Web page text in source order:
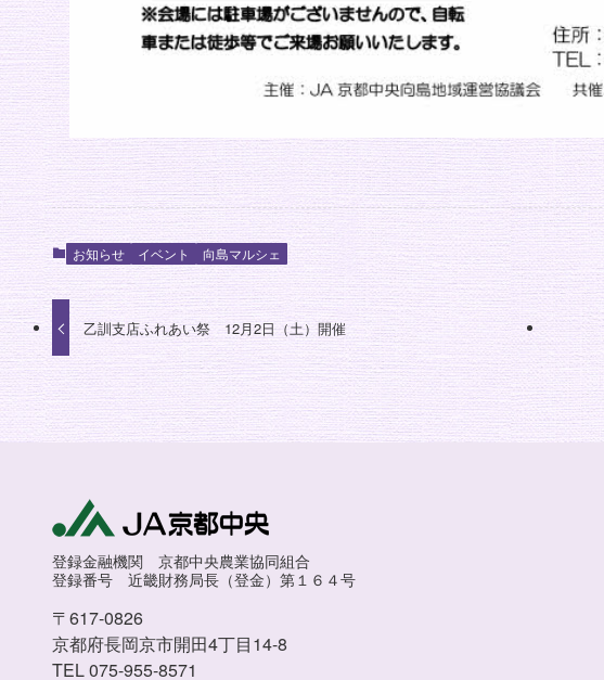
お知らせ イベント 向島マルシェ
乙訓支店ふれあい祭 12月2日（土）開催
登録金融機関 京都中央農業協同組合
登録番号 近畿財務局長（登金）第１６４号
〒617-0826
京都府長岡京市開田4丁目14-8
TEL 075-955-8571